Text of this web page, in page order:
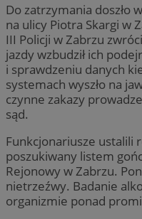
Do zatrzymania doszło
na ulicy Piotra Skargi w
III Policji w Zabrzu
jazdy wzbudził ich
i sprawdzeniu danych
systemach wyszło na
czynne zakazy
sąd.
Funkcjonariusze ustalili
poszukiwany listem
Rejonowy w Zabrzu.
nietrzeźwy. Badanie
organizmie ponad